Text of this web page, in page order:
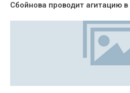
Сбойнова проводит агитацию